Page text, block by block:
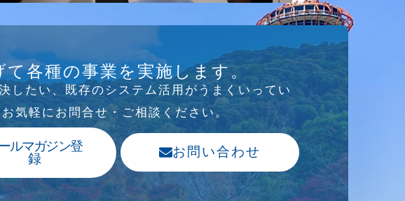
各種の事業を実施します。
したい、既存のシステム活⽤がうまくいってい
気軽にお問合せ・ご相談ください。
ルマガジン登
録
お問い合わせ